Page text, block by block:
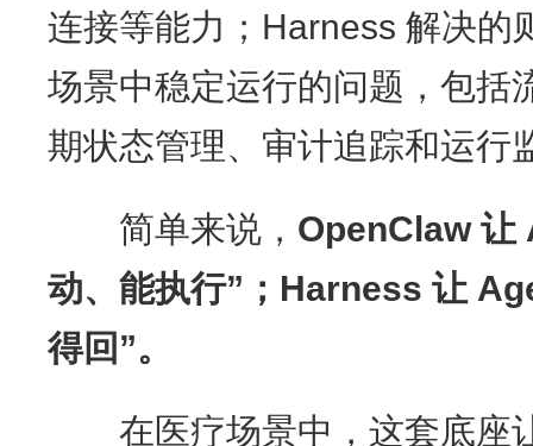
连接等能力；Harness 解决的
场景中稳定运行的问题，包括
期状态管理、审计追踪和运行
简单来说， OpenClaw 让
动、能执行” ； Harness 让
得回 ”。
在医疗场景中，这套底座